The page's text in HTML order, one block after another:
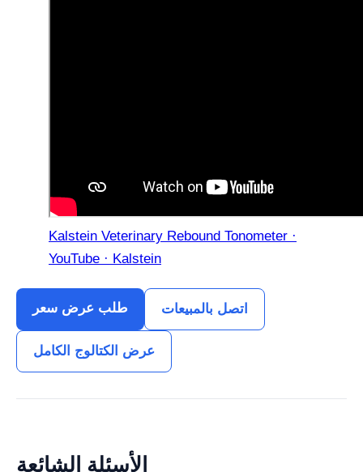
Kalstein Veterinary Rebound Tonometer ·
YouTube · Kalstein
طلب عرض سعر اتصل بالمبيعات
عرض الكتالوج الكامل
الأسئلة الشائعة